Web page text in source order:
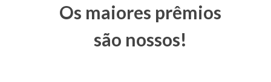
Os maiores prêmios
são nossos!